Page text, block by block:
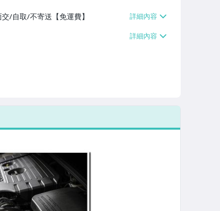
/自取/不寄送【免運費】